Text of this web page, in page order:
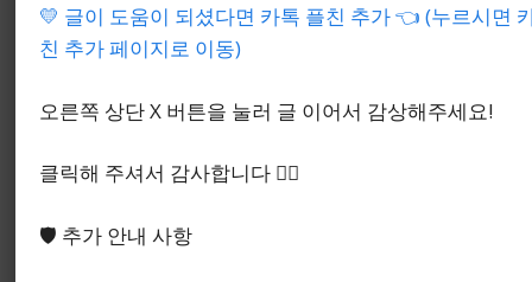
5. 흔한 오해와 사실 관계
사실:퀴즈 앱은 주로 소액의 용돈벌이 수단으
💛 글이 도움이 되셨다면 카톡 플친 추가 👈 (누르시면
친 추가 페이지로 이동)
오른쪽 상단 X 버튼을 눌러 글 이어서 감상해주세요!
클릭해 주셔서 감사합니다 🙇‍♂️
🛡️ 추가 안내 사항